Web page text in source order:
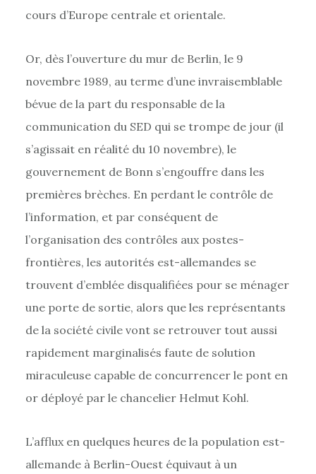
cours d’Europe centrale et orientale.
Or, dès l’ouverture du mur de Berlin, le 9
novembre 1989, au terme d’une invraisemblable
bévue de la part du responsable de la
communication du SED qui se trompe de jour (il
s’agissait en réalité du 10 novembre), le
gouvernement de Bonn s’engouffre dans les
premières brèches. En perdant le contrôle de
l’information, et par conséquent de
l’organisation des contrôles aux postes-
frontières, les autorités est-allemandes se
trouvent d’emblée disqualifiées pour se ménager
une porte de sortie, alors que les représentants
de la société civile vont se retrouver tout aussi
rapidement marginalisés faute de solution
miraculeuse capable de concurrencer le pont en
or déployé par le chancelier Helmut Kohl.
L’afflux en quelques heures de la population est-
allemande à Berlin-Ouest équivaut à un